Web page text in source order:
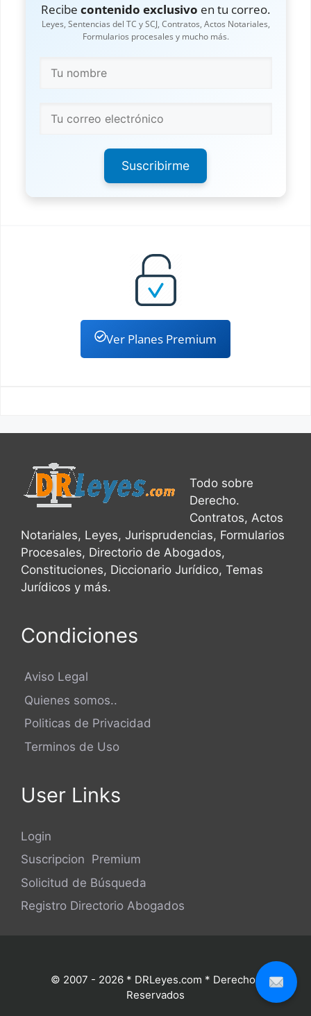
Recibe contenido exclusivo en tu correo.
Leyes, Sentencias del TC y SCJ, Contratos, Actos Notariales,
Formularios procesales y mucho más.
Suscribirme
Ver Planes Premium
Todo sobre
Derecho.
Contratos, Actos
Notariales, Leyes, Jurisprudencias, Formularios
Procesales, Directorio de Abogados,
Constituciones, Diccionario Jurídico, Temas
Jurídicos y más.
Condiciones
Aviso Legal
Quienes somos..
Politicas de Privacidad
Terminos de Uso
User Links
Login
Suscripcion Premium
Solicitud de Búsqueda
Registro Directorio Abogados
© 2007 - 2026 * DRLeyes.com * Derechos
Reservados